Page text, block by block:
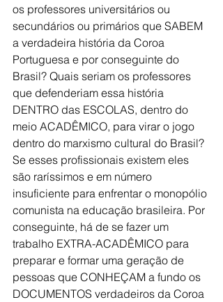
os professores universitários ou
secundários ou primários que SABEM
a verdadeira história da Coroa
Portuguesa e por conseguinte do
Brasil? Quais seriam os professores
que defenderiam essa história
DENTRO das ESCOLAS, dentro do
meio ACADÊMICO, para virar o jogo
dentro do marxismo cultural do Brasil?
Se esses profissionais existem eles
são raríssimos e em número
insuficiente para enfrentar o monopólio
comunista na educação brasileira. Por
conseguinte, há de se fazer um
trabalho EXTRA-ACADÊMICO para
preparar e formar uma geração de
pessoas que CONHEÇAM a fundo os
DOCUMENTOS verdadeiros da Coroa